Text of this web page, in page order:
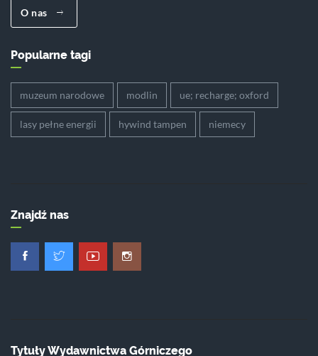
O nas
Popularne tagi
muzeum narodowe modlin ue; recharge; oxford
lasy pełne energii hywind tampen niemecy
Znajdź nas
Tytuły Wydawnictwa Górniczego